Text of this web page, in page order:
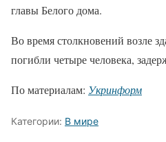
главы Белого дома.
Во время столкновений возле
погибли четыре человека,
По материалам: Укринформ
Категории: В мире